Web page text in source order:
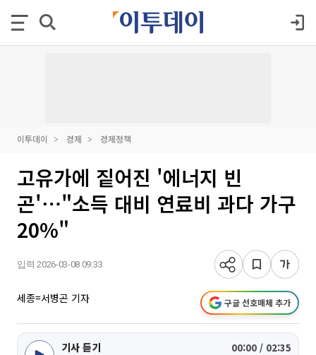
이투데이 경제 경제정책
고유가에 짙어진 '에너지 빈
곤'⋯"소득 대비 연료비 과다 가구
20%"
입력 2026-03-08 09:33
세종=서병곤 기자 구글 선호매체 추가
기사 듣기 00:00 / 02:35